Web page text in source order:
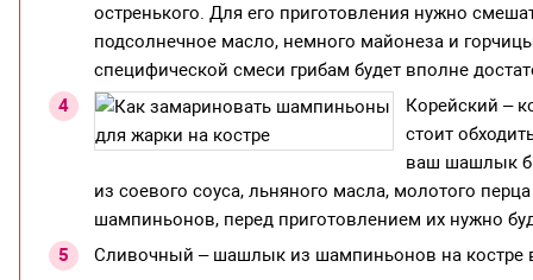
остренького. Для его приготовления нужно
подсолнечное масло, немного майонеза и
специфической смеси грибам будет вполне
Корейский –
стоит
ваш шашлык
из соевого соуса, льняного масла, молотого
шампиньонов, перед приготовлением их нужно
Сливочный – шашлык из шампиньонов на костре